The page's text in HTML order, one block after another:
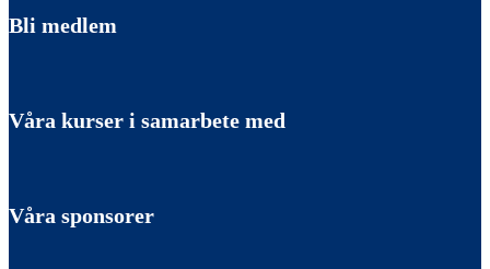
Bli medlem
Våra kurser i samarbete med
Våra sponsorer